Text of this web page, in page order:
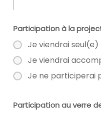
Participation à la
Je viendrai seul(e)
Je viendrai
Je ne participerai
Participation au verre